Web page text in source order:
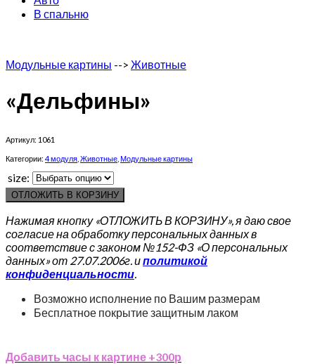
В спальню
Модульные картины --> Животные
«Дельфины»
Артикул: 1061
Категории: 4 модуля Животные Модульные картины
size:
ОТЛОЖИТЬ В КОРЗИНУ
Нажимая кнопку «ОТЛОЖИТЬ В КОРЗИНУ», я даю свое
согласие на обработку персональных данных в
соответствие с законом №152-ФЗ «О персональных
данных» от 27.07.2006г. иполитикой
конфиденциальности.
Возможно исполнение по Вашим размерам
Бесплатное покрытие защитным лаком
Добавить часы к картине +300р